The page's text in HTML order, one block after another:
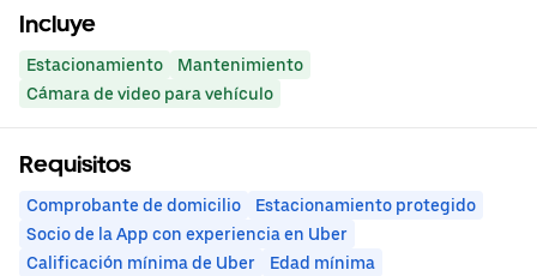
Incluye
Estacionamiento
Mantenimiento
Cámara de video para vehículo
Requisitos
Comprobante de domicilio
Estacionamiento protegido
Socio de la App con experiencia en Uber
Calificación mínima de Uber
Edad mínima